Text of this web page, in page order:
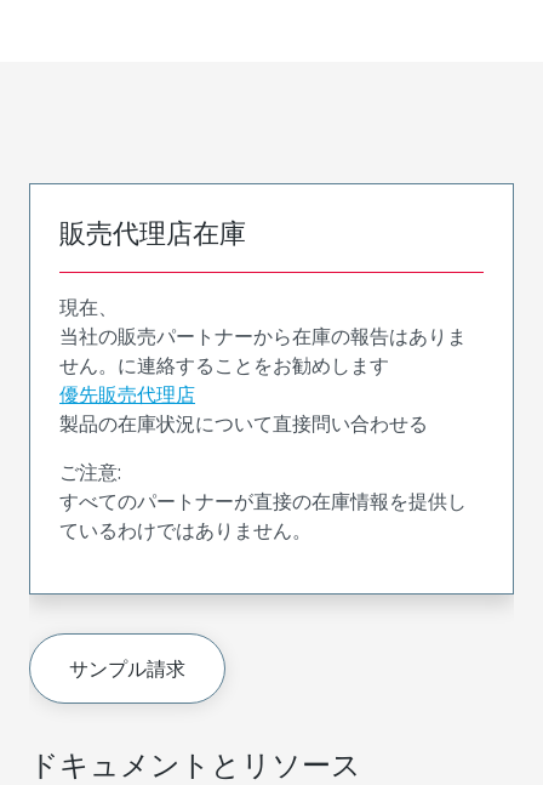
ドキュメントとリソース
販売代理店在庫
現在、
当社の販売パートナーから在庫の報告はありま
せん。に連絡することをお勧めします
優先販売代理店
製品の在庫状況について直接問い合わせる
ご注意:
すべてのパートナーが直接の在庫情報を提供し
ているわけではありません。
サンプル請求